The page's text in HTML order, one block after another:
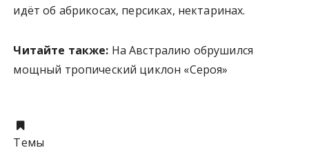
идёт об абрикосах, персиках, нектаринах.
Читайте также: На Австралию обрушился
мощный тропический циклон «Сероя»
Темы